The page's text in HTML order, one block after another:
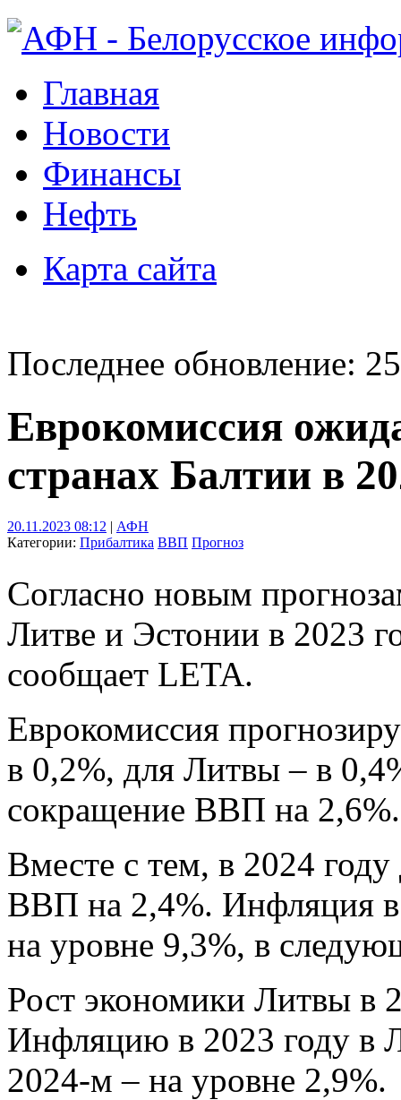
Главная
Новости
Финансы
Нефть
Карта сайта
Последнее обновление:
Еврокомиссия
странах Балтии в
20.11.2023 08:12 | АФН
Категории: Прибалтика ВВП Прогноз
Согласно новым
Литве и Эстонии в 2023
сообщает LETA.
Еврокомиссия
в 0,2%, для Литвы – в
сокращение ВВП на 2,6%.
Вместе с тем, в 2024
ВВП на 2,4%. Инфляция в
на уровне 9,3%, в
Рост экономики Литвы в
Инфляцию в 2023 году в
2024-м – на уровне 2,9%.